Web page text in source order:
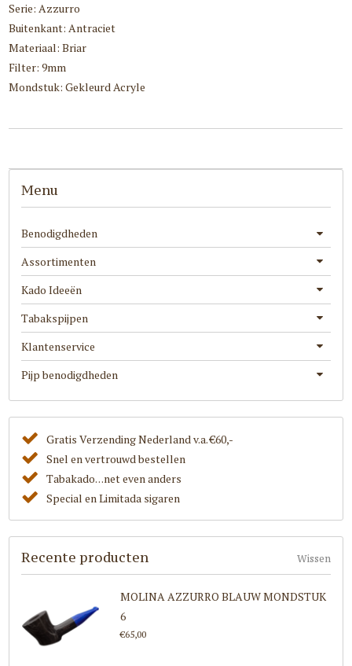
Serie: Azzurro
Buitenkant: Antraciet
Materiaal: Briar
Filter: 9mm
Mondstuk: Gekleurd Acryle
Menu
Benodigdheden
Assortimenten
Kado Ideeën
Tabakspijpen
Klantenservice
Pijp benodigdheden
Gratis Verzending Nederland v.a. €60,-
Snel en vertrouwd bestellen
Tabakado. . .net even anders
Special en Limitada sigaren
Recente producten Wissen
MOLINA AZZURRO BLAUW MONDSTUK
6
€65,00